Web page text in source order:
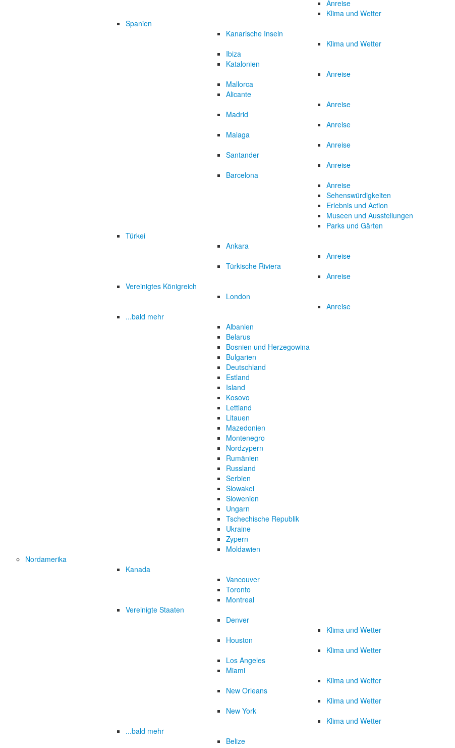
Anreise
Klima und Wetter
Spanien
Kanarische Inseln
Klima und Wetter
Ibiza
Katalonien
Anreise
Mallorca
Alicante
Anreise
Madrid
Anreise
Malaga
Anreise
Santander
Anreise
Barcelona
Anreise
Sehenswürdigkeiten
Erlebnis und Action
Museen und Ausstellungen
Parks und Gärten
Türkei
Ankara
Anreise
Türkische Riviera
Anreise
Vereinigtes Königreich
London
Anreise
...bald mehr
Albanien
Belarus
Bosnien und Herzegowina
Bulgarien
Deutschland
Estland
Island
Kosovo
Lettland
Litauen
Mazedonien
Montenegro
Nordzypern
Rumänien
Russland
Serbien
Slowakei
Slowenien
Ungarn
Tschechische Republik
Ukraine
Zypern
Moldawien
Nordamerika
Kanada
Vancouver
Toronto
Montreal
Vereinigte Staaten
Denver
Klima und Wetter
Houston
Klima und Wetter
Los Angeles
Miami
Klima und Wetter
New Orleans
Klima und Wetter
New York
Klima und Wetter
...bald mehr
Belize